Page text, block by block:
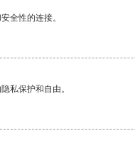
全性的连接。
私保护和自由。